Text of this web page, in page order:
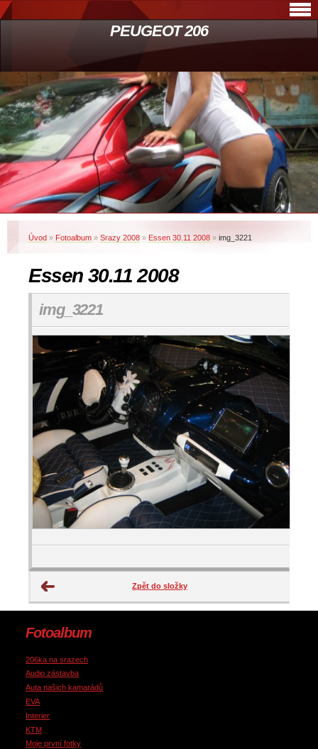
PEUGEOT 206
Úvod » Fotoalbum » Srazy 2008 » Essen 30.11 2008 » img_3221
Essen 30.11 2008
img_3221
Zpět do složky
Fotoalbum
206ka na srazech
Audio zástavba
Auta našich kamarádů
EVA
Interier
KTM
Moje první fotky